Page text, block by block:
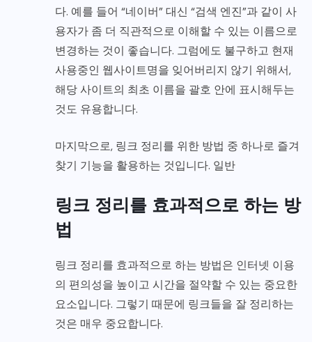
다. 예를 들어 “네이버” 대신 “검색 엔진”과 같이 사
용자가 좀 더 직관적으로 이해할 수 있는 이름으로
변경하는 것이 좋습니다. 그럼에도 불구하고 현재
사용중인 웹사이트명을 잊어버리지 않기 위해서,
해당 사이트의 최초 이름을 괄호 안에 표시해두는
것도 유용합니다.
마지막으로, 링크 정리를 위한 방법 중 하나로 즐겨
찾기 기능을 활용하는 것입니다. 일반
링크 정리를 효과적으로 하는 방
법
링크 정리를 효과적으로 하는 방법은 인터넷 이용
의 편의성을 높이고 시간을 절약할 수 있는 중요한
요소입니다. 그렇기 때문에 링크들을 잘 정리하는
것은 매우 중요합니다.